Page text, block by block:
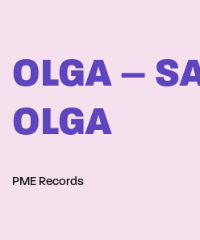
OLGA –
OLGA
PME Records